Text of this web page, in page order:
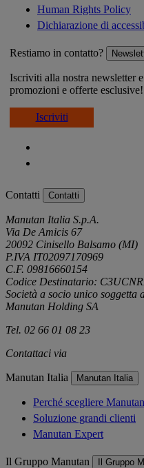
Human Rights Policy
Dichiarazione di
Restiamo in contatto?
Iscriviti alla nostra newsletter
promozioni e offerte esclusive!
Iscriviti
Contatti Contatti
Manutan Italia S.p.A.
Via De Amicis 67
20092 Cinisello Balsamo (MI)
P.IVA IT02097170969
C.F. 09816660154
Codice Destinatario:
Società a socio unico soggetta
Manutan Holding SA
Tel. 02 66 01 08 23
Contattaci via
Manutan Italia Manutan Italia
Perché scegliere Manutan
Soluzione grandi clienti
Manutan Expert
Il Gruppo Manutan Il Gruppo